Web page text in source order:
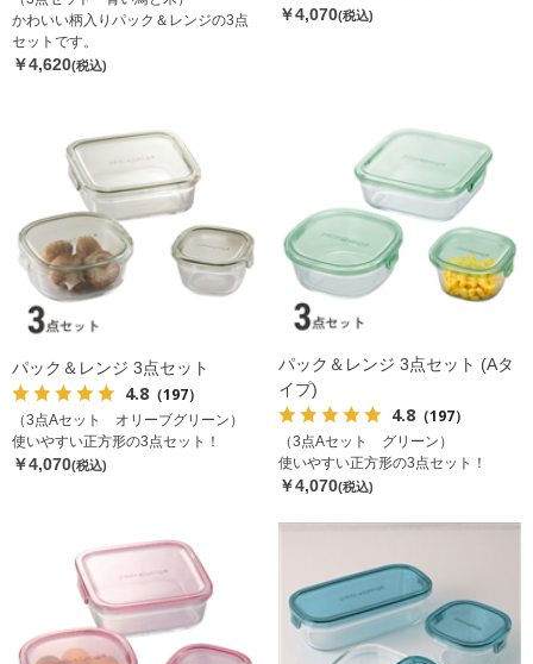
かわいい柄入りパック＆レンジの3点
セットです。
￥4,620(税込)
￥4,070(税込)
パック＆レンジ 3点セット
4.8 （197）
（3点Aセット オリーブグリーン）
使いやすい正方形の3点セット！
￥4,070(税込)
パック＆レンジ 3点セット (Aタ
イプ)
4.8 （197）
（3点Aセット グリーン）
使いやすい正方形の3点セット！
￥4,070(税込)